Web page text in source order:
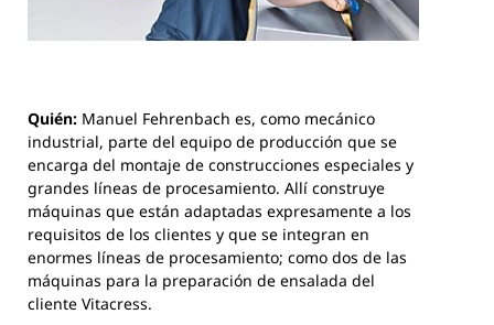
Quién: Manuel Fehrenbach es, como mecánico
industrial, parte del equipo de producción que se
encarga del montaje de construcciones especiales y
grandes líneas de procesamiento. Allí construye
máquinas que están adaptadas expresamente a los
requisitos de los clientes y que se integran en
enormes líneas de procesamiento; como dos de las
máquinas para la preparación de ensalada del
cliente Vitacress.